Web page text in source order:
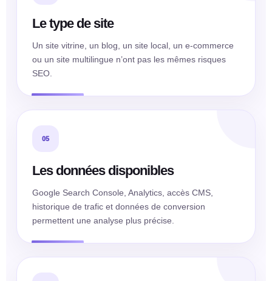
Le type de site
Un site vitrine, un blog, un site local, un e-commerce
ou un site multilingue n’ont pas les mêmes risques
SEO.
05
Les données disponibles
Google Search Console, Analytics, accès CMS,
historique de trafic et données de conversion
permettent une analyse plus précise.